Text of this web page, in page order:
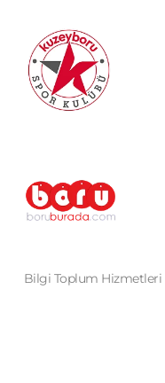
Bilgi Toplum Hizmetleri